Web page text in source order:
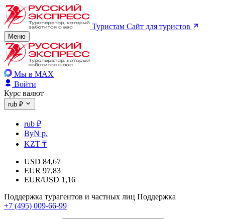
Туристам Сайт для туристов
Меню
Мы в MAX
Войти
Курс валют
rub ₽
rub ₽
ByN р.
KZT ₸
USD 84,67
EUR 97,83
EUR/USD 1,16
Поддержка турагентов и частных лиц Поддержка
+7 (495) 009-66-99